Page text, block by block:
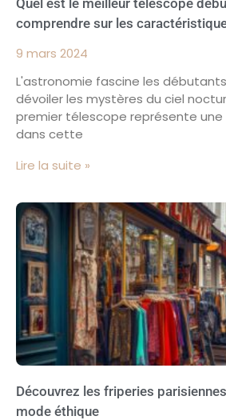
comprendre sur les
9 mars 2024
L'astronomie fascine les
dévoiler les mystères du ciel
premier télescope représente
dans cette
Lire la suite »
Découvrez les friperies
mode éthique